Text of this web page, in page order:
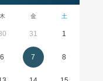
木 金 土
31 1
6 7 8